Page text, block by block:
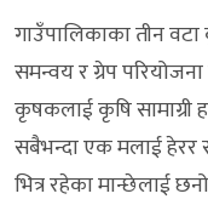
गाउँपालिकाका तीन
समन्वय र ग्रेप
कृषकलाई कृषि सामाग्री
सबैभन्दा एक मलाई हेरर
भित्र रहेका मान्छेलाई